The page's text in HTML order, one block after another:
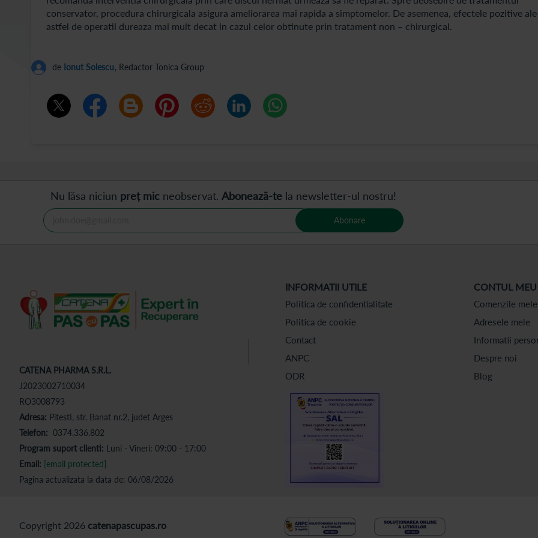
conservator, procedura chirurgicala asigura ameliorarea mai rapida a simptomelor. De asemenea, efectele pozitive
astfel de operatii dureaza mai mult decat in cazul celor obtinute prin tratament non – chirurgical.
de Ionut Solescu, Redactor Tonica Group
Nu lăsa niciun preț mic neobservat. Abonează-te la newsletter-ul nostru!
Abonare
CATENA PHARMA S.R.L.
J2023002710034
RO3008793
Adresa: Pitesti, str. Banat nr.2, judet Arges
Telefon: 0374.336.802
Program suport clienti: Luni - Vineri: 09:00 - 17:00
Email: [email protected]
Pagina actualizata la data de: 06/08/2026
INFORMATII UTILE
Politica de confidentialitate
Politica de cookie
Contact
ANPC
ODR
CONTUL MEU
Comenzile mele
Adresele mele
Informatii
Despre noi
Blog
Copyright 2026 catenapascupas.ro